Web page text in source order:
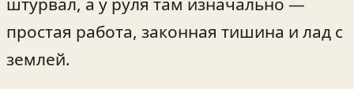
простая работа, законная тишина и лад с
землей.